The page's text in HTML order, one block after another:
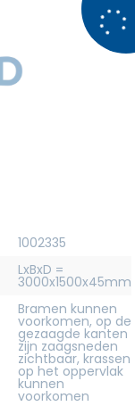
1002335
LxBxD =
3000x1500x45mm
Bramen kunnen
voorkomen, op de
gezaagde kanten
zijn zaagsneden
zichtbaar, krassen
op het oppervlak
kunnen
voorkomen